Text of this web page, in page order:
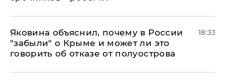
Яковина объяснил, почему в России
"забыли" о Крыме и может ли это
говорить об отказе от полуострова
18:33